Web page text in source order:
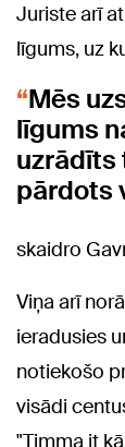
Juriste arī
līgums, uz
Mēs
līgums
uzrādīts
pārdots
skaidro
Viņa arī
ieradusies
notiekošo
visādi